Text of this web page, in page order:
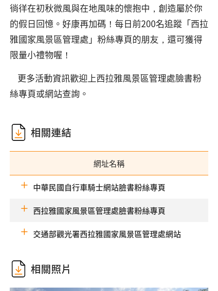
徜徉在初秋微風與在地風味的懷抱中，創造屬於你
的假日回憶。好康再加碼！每日前200名追蹤「西拉
雅國家風景區管理處」粉絲專頁的朋友，還可獲得
限量小禮物喔！
更多活動資訊歡迎上西拉雅風景區管理處臉書粉
絲專頁或網站查詢。
相關連結
網址名稱
中華民國自行車騎士網站臉書粉絲專頁
西拉雅國家風景區管理處臉書粉絲專頁
交通部觀光署西拉雅國家風景區管理處網站
相關照片